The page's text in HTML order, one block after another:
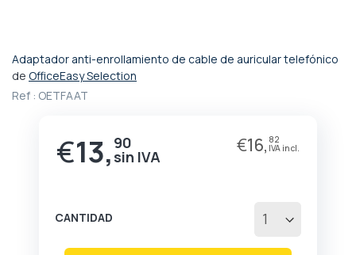
Adaptador anti-enrollamiento de cable de auricular telefónico
de OfficeEasy Selection
Ref : OETFAAT
€13, 90 €16, 82
CANTIDAD
Saltar
al
comienzo